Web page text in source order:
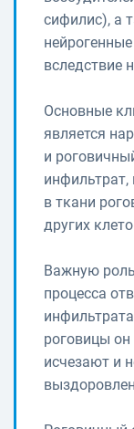
сифилис), а
вследствие
Основные
является
и
инфильтрат,
в ткани
других
Важную
процесса
роговицы он
исчезают и